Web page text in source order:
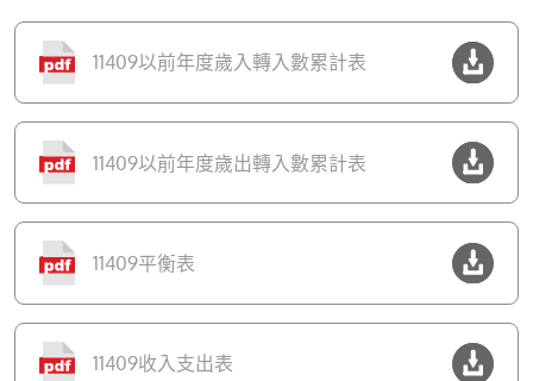
11409以前年度歲入轉入數累計表
11409以前年度歲出轉入數累計表
11409平衡表
11409收入支出表